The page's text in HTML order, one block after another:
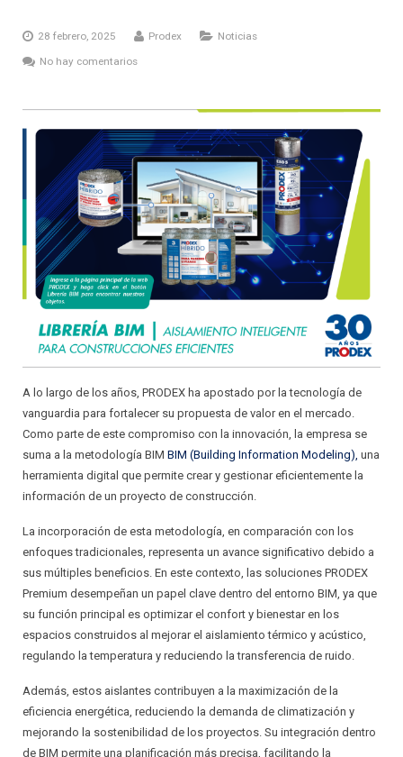
28 febrero, 2025 Prodex
Noticias
No hay comentarios
A lo largo de los años, PRODEX ha apostado por la tecnología de
vanguardia para fortalecer su propuesta de valor en el mercado.
Como parte de este compromiso con la innovación, la empresa se
suma a la metodología BIM BIM (Building Information Modeling), una
herramienta digital que permite crear y gestionar eficientemente la
información de un proyecto de construcción.
La incorporación de esta metodología, en comparación con los
enfoques tradicionales, representa un avance significativo debido a
sus múltiples beneficios. En este contexto, las soluciones PRODEX
Premium desempeñan un papel clave dentro del entorno BIM, ya que
su función principal es optimizar el confort y bienestar en los
espacios construidos al mejorar el aislamiento térmico y acústico,
regulando la temperatura y reduciendo la transferencia de ruido.
Además, estos aislantes contribuyen a la maximización de la
eficiencia energética, reduciendo la demanda de climatización y
mejorando la sostenibilidad de los proyectos. Su integración dentro
de BIM permite una planificación más precisa, facilitando la